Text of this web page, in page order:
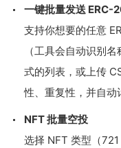
一键批量发送 ERC-
支持你想要的任意
（工具会自动识别
式的列表，或上传
性、重复性，并自动
NFT 批量空投
选择 NFT 类型（